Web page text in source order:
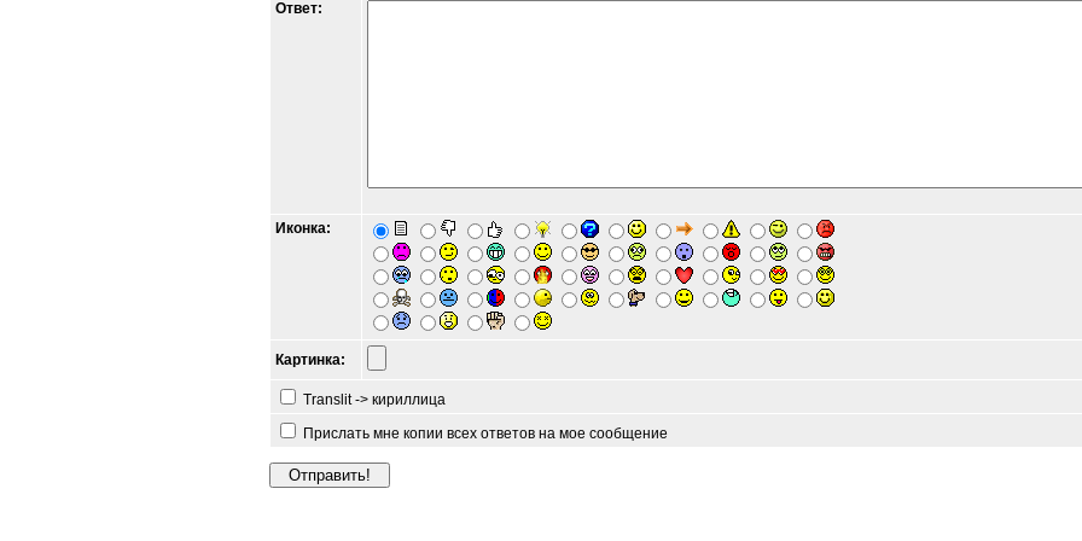
Ответ:
Иконка:
Картинка:
Translit -> кириллица
Прислать мне копии всех ответов на мое сообщение